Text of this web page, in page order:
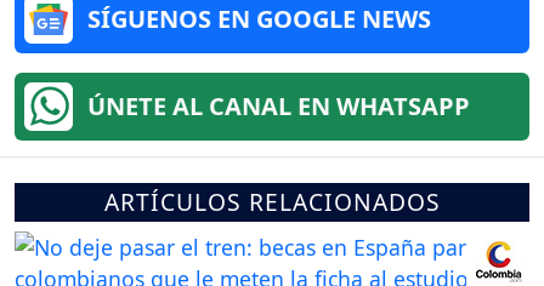
SÍGUENOS EN GOOGLE NEWS
ÚNETE AL CANAL EN WHATSAPP
ARTÍCULOS RELACIONADOS